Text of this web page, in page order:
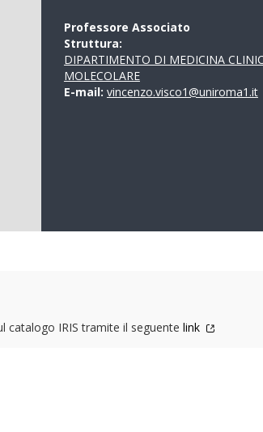
Professore Associato
Struttura:
DIPARTIMENTO DI MEDICINA
MOLECOLARE
E-mail: vincenzo.visco1@uniroma1.it
catalogo IRIS tramite il seguente link